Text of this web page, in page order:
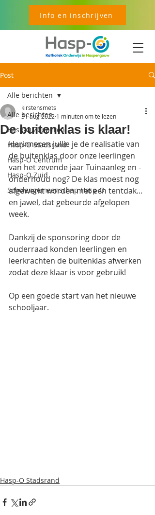
Info en inschrijven
Post
Alle berichten
Hasp-O Zepperen
Hasp-O Stadsrand
Hasp-O Centrum
Hasp-O Zuid
Scholengemeenschap Hasp-O
Alle berichten
De buitenklas is klaar!
kirstensmets
31 aug 2022 1 minuten om te lezen
Herinneren jullie je de realisatie van
de buitenklas door onze leerlingen
van het zevende jaar Tuinaanleg en -
onderhoud nog? De klas moest nog
afgewerkt worden met een tentdak...
en jawel, dat gebeurde afgelopen
week.
Dankzij de sponsoring door de
ouderraad konden leerlingen en
leerkrachten de buitenklas afwerken
zodat deze klaar is voor gebruik!
Op een goede start van het nieuwe
schooljaar.
Hasp-O Stadsrand